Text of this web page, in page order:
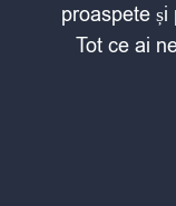
proaspete
Tot ce ai